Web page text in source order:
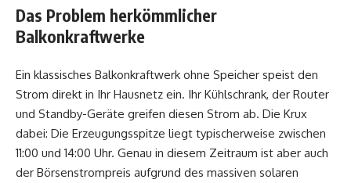
Das Problem herkömmlicher
Balkonkraftwerke
Ein klassisches Balkonkraftwerk ohne Speicher speist den
Strom direkt in Ihr Hausnetz ein. Ihr Kühlschrank, der Router
und Standby-Geräte greifen diesen Strom ab. Die Krux
dabei: Die Erzeugungsspitze liegt typischerweise zwischen
11:00 und 14:00 Uhr. Genau in diesem Zeitraum ist aber auch
der Börsenstrompreis aufgrund des massiven solaren